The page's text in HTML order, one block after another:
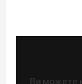
Ви можете